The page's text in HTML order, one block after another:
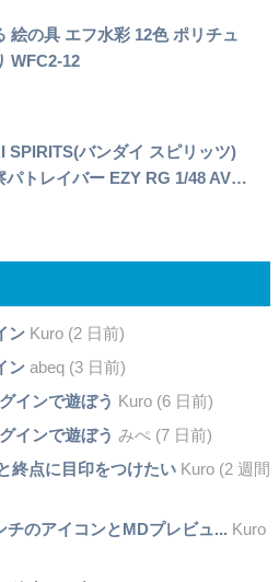
絵の具 エフ水彩 12色 ポリチュ
WFC2-12
SPIRITS(バンダイ スピリッツ)
パトレイバー EZY RG 1/48 AV…
ンKuro (2 日前)
ンabeq (3 日前)
インで遊ぼう Kuro (6 日前)
インで遊ぼう みぺ (7 日前)
終点に目印をつけたいKuro (2 週間
チのアイコンとMDプレビュ... Kuro